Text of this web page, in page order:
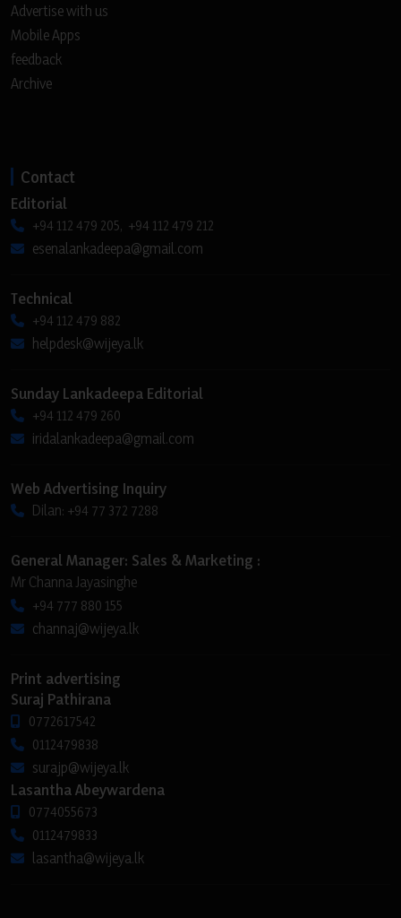
Advertise with us
Mobile Apps
feedback
Archive
Contact
Editorial
+94 112 479 205, +94 112 479 212
esenalankadeepa@gmail.com
Technical
+94 112 479 882
helpdesk@wijeya.lk
Sunday Lankadeepa Editorial
+94 112 479 260
iridalankadeepa@gmail.com
Web Advertising Inquiry
Dilan: +94 77 372 7288
General Manager: Sales & Marketing :
Mr Channa Jayasinghe
+94 777 880 155
channaj@wijeya.lk
Print advertising
Suraj Pathirana
0772617542
0112479838
surajp@wijeya.lk
Lasantha Abeywardena
0774055673
0112479833
lasantha@wijeya.lk